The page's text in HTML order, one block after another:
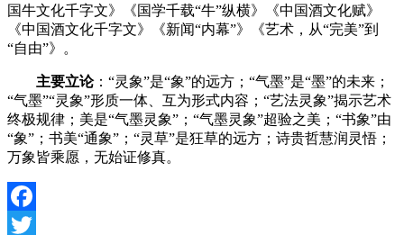
国牛文化千字文》《国学千载“牛”纵横》《中国酒文化赋》
《中国酒文化千字文》《新闻“内幕”》《艺术，从“完美”到
“自由”》。
主要立论：“灵象”是“象”的远方；“气墨”是“墨”的未来；
“气墨”“灵象”形质一体、互为形式内容；“艺法灵象”揭示艺术
终极规律；美是“气墨灵象”；“气墨灵象”超验之美；“书象”由
“象”；书美“通象”；“灵草”是狂草的远方；诗贵哲慧润灵悟；
万象皆乘愿，无始证修真。
Facebook